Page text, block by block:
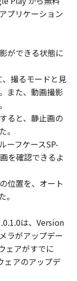
付随的な損
い）につい
社、それ
かかる損害
た場合でも
社、それらの
に、その他
および頒布
使用に起因
との間に生
一切責任を
時点で発効
了されるま
るキヤノン
た「許諾ソ
プリケーション
ができる状態に
撮るモードと見
また、動画撮影
ると、静止画の
。
ーフケースSP-
を確認できるよ
位置を、オート
は、Version
ラがアップデー
ェアがすでに
ェアのアップデ